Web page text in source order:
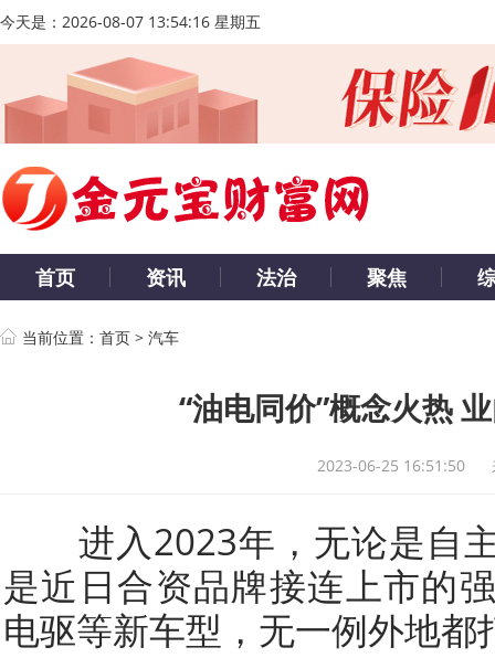
今天是： 2026-08-07 13:54:17 星期五
首页 资讯 法治 聚焦
当前位置： 首页 > 汽车
“油电同价”概念火热
2023-06-25 16:51:50
进入2023年，无论是自
是近日合资品牌接连上市的
电驱等新车型，无一例外地都